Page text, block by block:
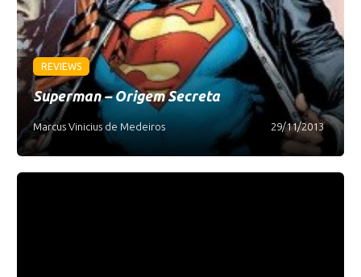
REVIEWS
Superman – Origem Secreta
Marcus Vinicius de Medeiros 29/11/2013